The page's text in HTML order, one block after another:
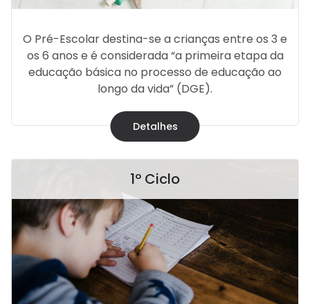
O Pré-Escolar destina-se a crianças entre os 3 e
os 6 anos e é considerada “a primeira etapa da
educação básica no processo de educação ao
longo da vida” (DGE).
Detalhes
1º Ciclo